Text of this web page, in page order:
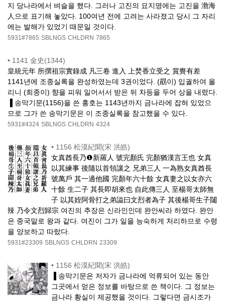
지 당나라에서 벼슬을 했다. 그러나 고진의 묘지명에는 고진을 渤海
人으로 표기해 놓았다. 100여년 전에 고려는 사라졌고 당시 그 자리
에는 발해가 있었기 때문일 것이다.
5931#7865 SBLNGS CHLDRN 7865
• 1141 金史(1344)
皇統元年 所撰祖宗實錄成 凡三卷 進入 上焚香立受之 賞賚有差
1141년에 조종실록을 완성하였는데 3권이었다. (勗이) 입궐하여 올
리니 (희종이) 향을 피워 일어서서 받은 뒤 차등을 두어 상을 내렸다.
▐ 송막기문(1156)을 쓴 홍호는 1143년까지 금나라에 잡혀 있었으
므로 그가 쓴 송막기문은 이 조종실록을 참고했을 수 있다.
5931#4324 SBLNGS CHLDRN 4324
• 1156 松漠紀聞(宋 洪皓)
女真酋長乃❶新羅人 號完顏氏 完顏猶漢言王也 女真
以其練事 後隨以首領讓之 兄弟三人 一為熟女真酋長
號萬戶 其一適他國 完顏年六十餘 女真妻之以女亦六
十餘 生二子 其長即胡來也 自此傳三人 至楊哥太師無
子 以其姪阿骨打之弟謚曰文烈者為子 其後楊哥生子闥
辣 乃令文烈歸宗 여진의 추장은 신라인인데 완안씨라 하였다. 완안
은 중국말로 왕과 같다. 여진이 그가 일을 능숙하게 처리하므로 수령
을 양보하고 따랐다.
5931#23309 SBLNGS CHLDRN 23309
• 1156 松漠紀聞(宋 洪皓)
▐ 송막기문은 저자가 금나라에 억류되어 있는 동안
그곳에서 얻은 정보를 바탕으로 쓴 책이다. 그 정보는
금나라 황실이 제공했을 것이다. 그렇다면 금시조가